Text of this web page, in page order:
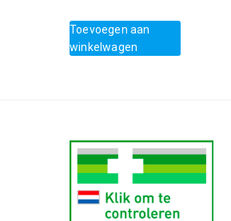
Toevoegen aan
winkelwagen